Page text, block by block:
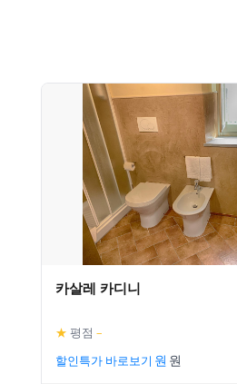
카살레 카디니
★ 평점 –
할인특가 바로보기